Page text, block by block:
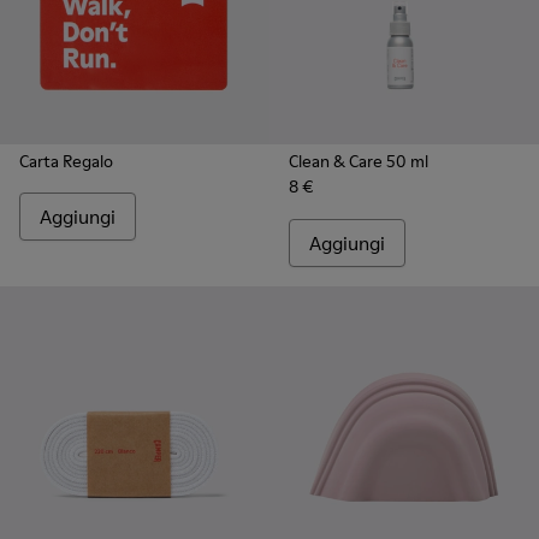
Carta Regalo
Aggiungi
Clean & Care 50 ml
8 €
Aggiungi